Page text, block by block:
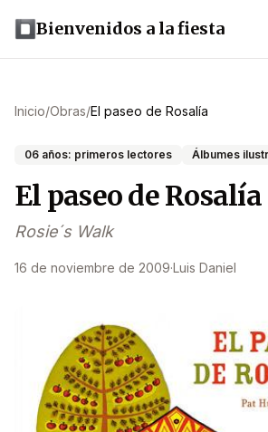
Bienvenidos a la fiesta
Inicio/Obras/El paseo de Rosalía
06 años: primeros lectores Álbumes
El paseo de Rosalía
Rosie´s Walk
16 de noviembre de 2009·Luis Daniel